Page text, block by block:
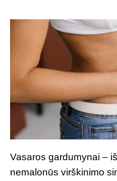
Vasaros gardumynai –
nemalonūs virškinimo